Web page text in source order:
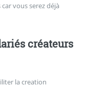
vous serez déjà
créateurs
la creation